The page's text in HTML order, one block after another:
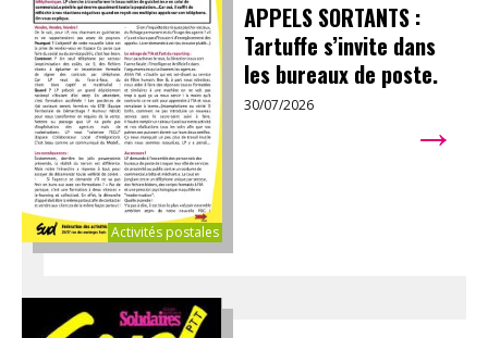
Activités postales
APPELS SORTANTS :
Tartuffe s’invite dans
les bureaux de poste.
30/07/2026 →